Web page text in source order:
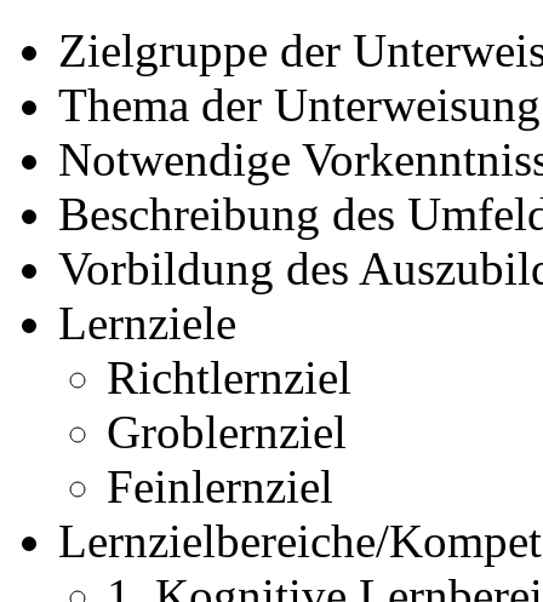
Zielgruppe der
Thema der Unterweisung
Notwendige
Beschreibung des
Vorbildung des
Lernziele
Richtlernziel
Groblernziel
Feinlernziel
Lernzielbereiche/